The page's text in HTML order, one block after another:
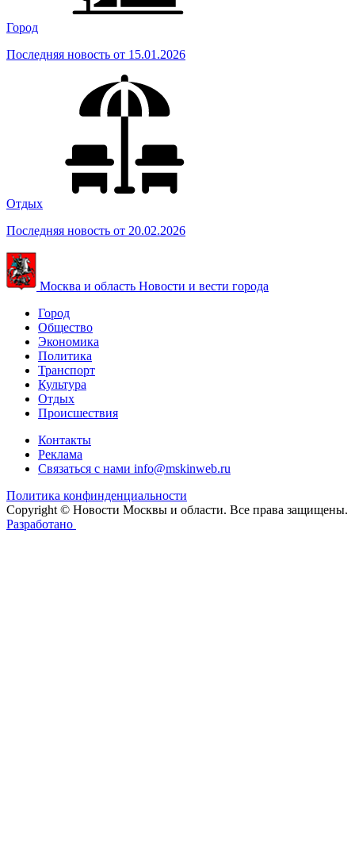
Город
Последняя новость от 15.01.2026
Отдых
Последняя новость от 20.02.2026
Москва и область Новости и вести города
Город
Общество
Экономика
Политика
Транспорт
Культура
Отдых
Происшествия
Контакты
Реклама
Связаться с нами info@mskinweb.ru
Политика конфинденциальности
Copyright © Новости Москвы и области. Все права защищены.
Разработано